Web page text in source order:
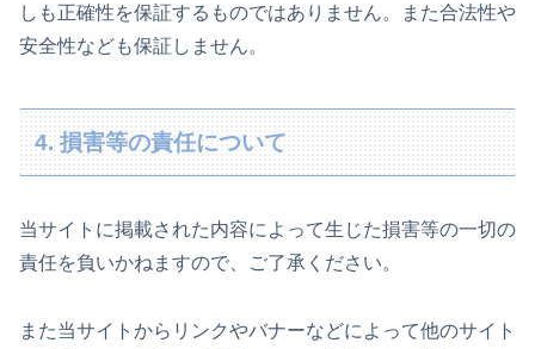
しも正確性を保証するものではありません。また合法性や
安全性なども保証しません。
4. 損害等の責任について
当サイトに掲載された内容によって生じた損害等の一切の
責任を負いかねますので、ご了承ください。
また当サイトからリンクやバナーなどによって他のサイト